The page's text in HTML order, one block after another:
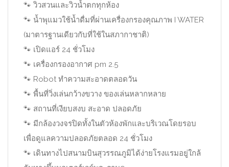
🐾 วิวสวนและวิวน้ำตกทุกห้อง
🐾 น้ำพุแมวใช้น้ำดื่มที่ผ่านเครื่องกรองคุณภาพ I WATER
(มาตารฐานเดียวกับที่ใช้ในสภากาชาติ)
🐾 เปิดแอร์ 24 ชั่วโมง
🐾 เครื่องกรองอากาศ pm 2.5
🐾 Robot ทำความสะอาดตลอดวัน
🐾 พื้นที่วิ่งเล่นกว้างขวาง ของเล่นหลากหลาย
🐾 สถานที่เงียบสงบ สะอาด ปลอดภัย
🐾 มีกล้องวงจรปิดทั้งในตัวห้องพักและบริเวณโดยรอบ
เพื่อดูแลความปลอดภัยตลอด 24 ชั่วโมง
🐾 เดินทางไปสนามบินสุวรรณภูมิได้ง่ายโรงแรมอยู่ใกล้